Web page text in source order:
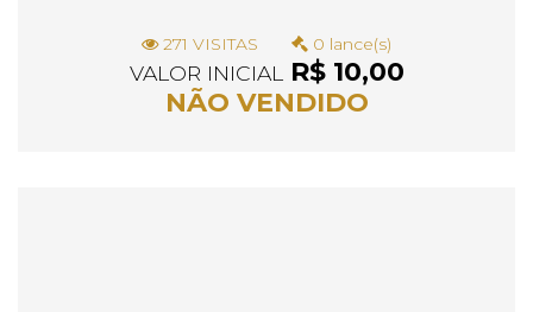
271 VISITAS 0 lance(s)
VALOR INICIAL R$ 10,00
NÃO VENDIDO